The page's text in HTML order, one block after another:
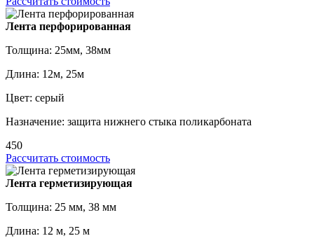
Лента перфорированная
Толщина: 25мм, 38мм
Длина: 12м, 25м
Цвет: серый
Назначение: защита нижнего стыка поликарбоната
450
Рассчитать стоимость
Лента герметизирующая
Толщина: 25 мм, 38 мм
Длина: 12 м, 25 м